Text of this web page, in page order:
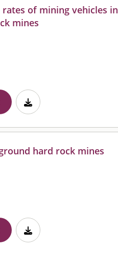
of mining vehicles in
mines
hard rock mines